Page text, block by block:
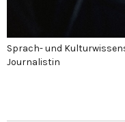
Sprach- und
Journalistin